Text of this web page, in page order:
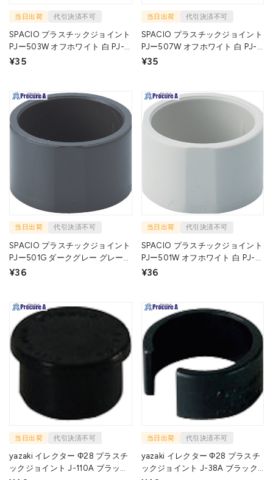
当日出荷 代引決済不可
SPACIO プラスチックジョイント
PJー503W オフホワイト 白 PJ-
503 W (ｳﾁｷｬｯﾌﾟ) 1個 ▼256-
¥35
当日出荷 代引決済不可
SPACIO プラスチックジョイント
PJー507W オフホワイト 白 PJ-
¥35
当日出荷 代引決済不可
SPACIO プラスチックジョイント
PJー501G ダークグレー グレー
PJ-501 GY (ｿﾄｷｬｯﾌﾟ) 1個 ▼256-
¥36
当日出荷 代引決済不可
SPACIO プラスチックジョイント
PJー501W オフホワイト 白 PJ-
501 W (ｿﾄｷｬｯﾌﾟ) 1個 ▼256-
¥36
当日出荷 代引決済不可
yazaki イレクター Φ28 プラスチ
ックジョイント J-110A ブラック
当日出荷 代引決済不可
yazaki イレクター Φ28 プラスチ
ックジョイント J-38A ブラック